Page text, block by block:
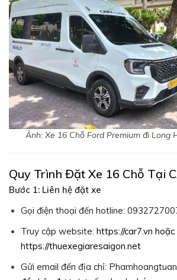
Ảnh: Xe 16 Chỗ Ford Premium đi Long
Quy Trình Đặt Xe 16 Chỗ Tại
Bước 1: Liên hệ đặt xe
Gọi điện thoại đến hotline:
Truy cập website: https://car7.vn hoặc
https://thuexegiaresaigon.net
Gửi email đến địa chỉ: